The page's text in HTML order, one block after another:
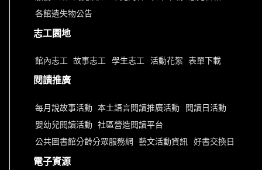
各館遺失物公告
志工園地
館內志工 故事志工 學生志工 活動花絮 表單下載
閱讀推廣
每月說故事活動 本土語言閱讀推廣活動 閱讀日活動
嬰幼兒閱讀活動 社區營造閱讀平台
公共圖書館分齡分眾服務網 藝文活動資訊 好書交換日
電子資源